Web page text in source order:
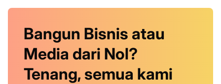
Bangun Bisnis atau
Media dari Nol?
Tenang, semua kami